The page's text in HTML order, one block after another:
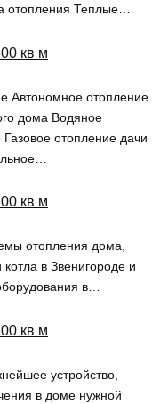
отопления Теплые…
кв м
Автономное отопление
дома Водяное
отопление дачи
кв м
отопления дома,
в Звенигороде и
в…
кв м
устройство,
в доме нужной